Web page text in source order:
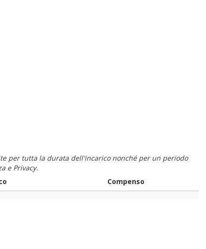
per tutta la durata dell'incarico nonché per un periodo
e Privacy.
Compenso